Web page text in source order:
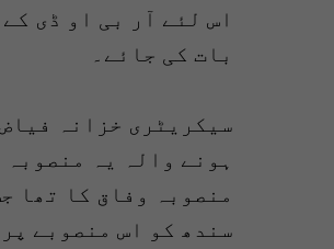
اس لئے آر بی او ڈی
بات کی جائے۔
منصوبہ وفاق کا تھا
سندھ کو اس منصوبے